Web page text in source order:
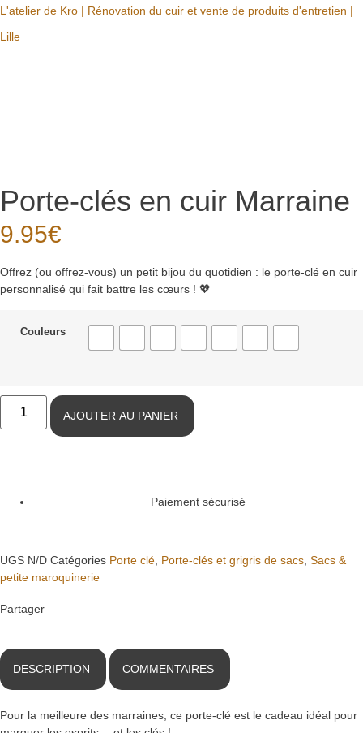
L'atelier de Kro | Rénovation du cuir et vente de produits d'entretien |
Lille
Porte-clés en cuir Marraine
9.95€
Offrez (ou offrez-vous) un petit bijou du quotidien : le porte-clé en cuir
personnalisé qui fait battre les cœurs ! 💖
Couleurs
AJOUTER AU PANIER
Paiement sécurisé
UGS N/D Catégories Porte clé, Porte-clés et grigris de sacs, Sacs &
petite maroquinerie
Partager
DESCRIPTION COMMENTAIRES
Pour la meilleure des marraines, ce porte-clé est le cadeau idéal pour